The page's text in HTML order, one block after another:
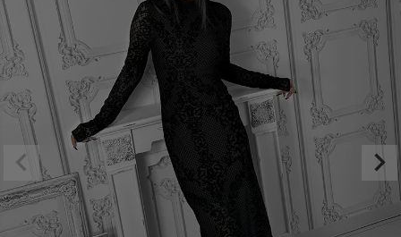
販売タイプ
新着 再入荷 SALE
商品タイプ
ORIGINAL HIT ITEM